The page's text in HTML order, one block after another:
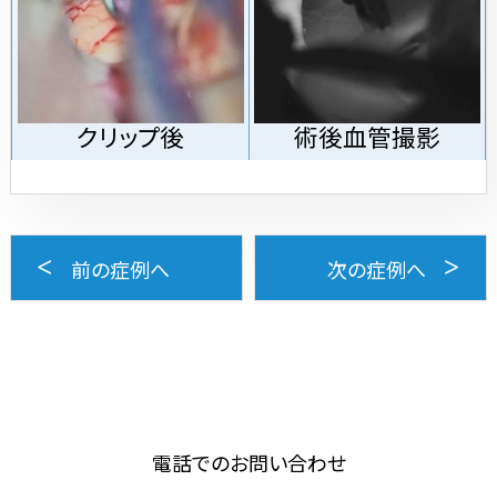
クリップ後 術後血管撮影
前の症例へ 次の症例へ
電話でのお問い合わせ